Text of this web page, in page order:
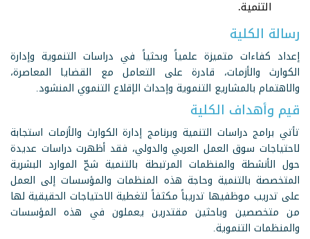
التنمية.
رسالة الكلية
إعداد كفاءات متميزة علمياً وبحثياً في دراسات التنموية وإدارة
الكوارث والأزمات، قادرة على التعامل مع القضايا المعاصرة،
والاهتمام بالمشاريع التنموية وإحداث الإقلاع التنموي المنشود.
قيم وأهداف الكلية
تأتي برامج دراسات التنمية وبرنامج إدارة الكوارث والأزمات استجابة
لاحتياجات سوق العمل العربي والدولي، فقد أظهرت دراسات عديدة
حول الأنشطة والمنظمات المرتبطة بالتنمية شحّ الموارد البشرية
المتخصصة بالتنمية وحاجة هذه المنظمات والمؤسسات إلى العمل
على تدريب موظفيها تدريباً مكثفاً لتغطية الاحتياجات الحقيقية لها
من متخصصين وباحثين مقتدرين يعملون في هذه المؤسسات
والمنظمات التنموية.